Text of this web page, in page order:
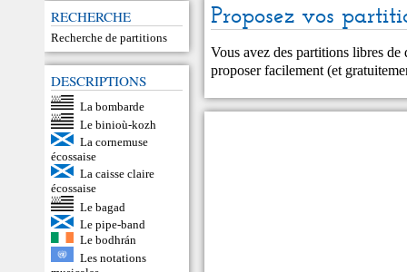
RECHERCHE
Recherche de partitions
DESCRIPTIONS
La bombarde
Le binioù-kozh
La cornemuse
écossaise
La caisse claire
écossaise
Le bagad
Le pipe-band
Le bodhrán
Les notations
Proposez vos
Vous avez des partitions libres
proposer facilement (et